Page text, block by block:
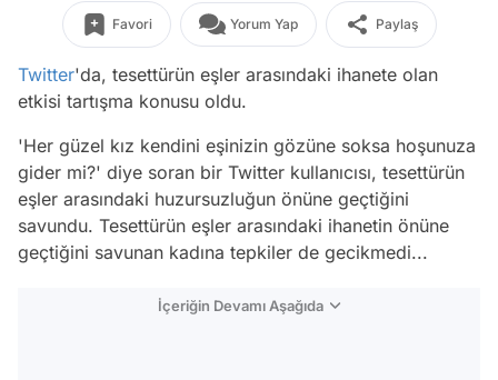
Favori Yorum Yap Paylaş
Twitter'da, tesettürün eşler arasındaki ihanete olan
etkisi tartışma konusu oldu.
'Her güzel kız kendini eşinizin gözüne soksa hoşunuza
gider mi?' diye soran bir Twitter kullanıcısı, tesettürün
eşler arasındaki huzursuzluğun önüne geçtiğini
savundu. Tesettürün eşler arasındaki ihanetin önüne
geçtiğini savunan kadına tepkiler de gecikmedi...
İçeriğin Devamı Aşağıda